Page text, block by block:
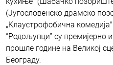
(Југословенско драмско
„Клаустрофобична
“Родољупци” су премијерно
прошле године на Великој
Београду.